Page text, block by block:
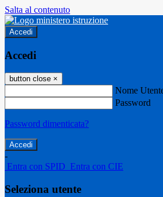
Salta al contenuto
Accedi
Accedi
button close ×
Nome
Password
Password dimenticata?
-
Entra con SPID Entra con CIE
Seleziona utente